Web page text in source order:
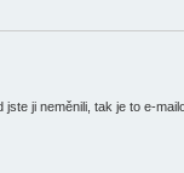
ji neměnili, tak je to e-